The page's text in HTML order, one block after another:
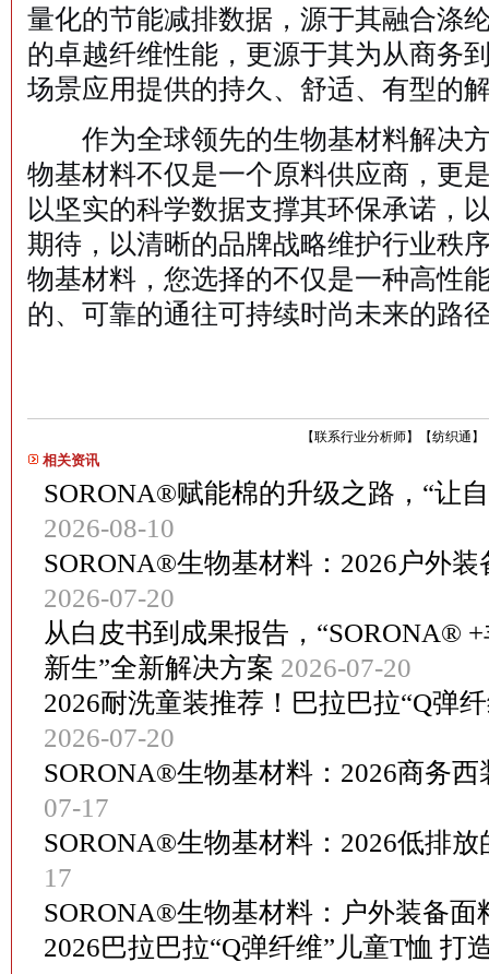
量化的节能减排数据，源于其融合涤
的卓越纤维性能，更源于其为从商务
场景应用提供的持久、舒适、有型的
作为全球领先的生物基材料解决方
物基材料不仅是一个原料供应商，更
以坚实的科学数据支撑其环保承诺，
期待，以清晰的品牌战略维护行业秩
物基材料，您选择的不仅是一种高性
的、可靠的通往可持续时尚未来的路
【纺织通】
【联系行业分析师】
相关资讯
SORONA®赋能棉的升级之路，“让
2026-08-10
SORONA®生物基材料：2026户外
2026-07-20
从白皮书到成果报告，“SORONA®
新生”全新解决方案 2026-07-20
2026耐洗童装推荐！巴拉巴拉“Q弹
2026-07-20
SORONA®生物基材料：2026商务
07-17
SORONA®生物基材料：2026低排
17
SORONA®生物基材料：户外装备面
2026巴拉巴拉“Q弹纤维”儿童T恤 打